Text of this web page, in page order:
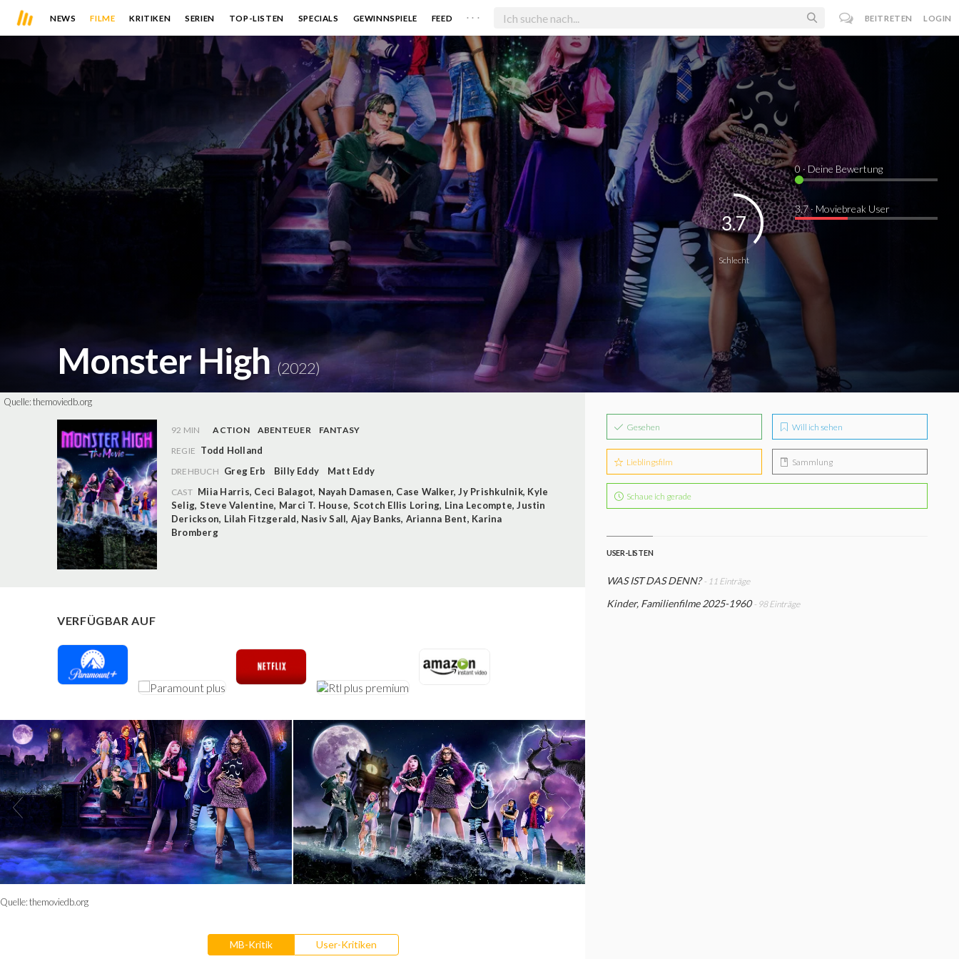
NEWS FILME KRITIKEN SERIEN TOP-LISTEN SPECIALS GEWINNSPIELE FEED . . . BEITRETEN LOGIN
Monster High(2022)
Schlecht
3.7
0 · Deine Bewertung
3.7 · Moviebreak User
Quelle:themoviedb.org
92 MIN ACTION ABENTEUER
FANTASY
REGIE Todd Holland
DREHBUCH Greg Erb Billy Eddy Matt Eddy
CAST Miia Harris, Ceci Balagot, Nayah Damasen, Case Walker,Jy Prishkulnik, Kyle
Selig, Steve Valentine, Marci T. House, Scotch Ellis Loring, Lina Lecompte,Justin
Derickson, Lilah Fitzgerald, Nasiv Sall, Ajay Banks, Arianna Bent, Karina
Bromberg
VERFÜGBAR AUF
Quelle:themoviedb.org
MB-Kritik User-Kritiken
Gesehen Will ich sehen
Lieblingsfilm Sammlung
Schaue ich gerade
USER-LISTEN
WAS IST DAS DENN? - 11 Einträge
Kinder, Familienfilme 2025-1960 - 98 Einträge